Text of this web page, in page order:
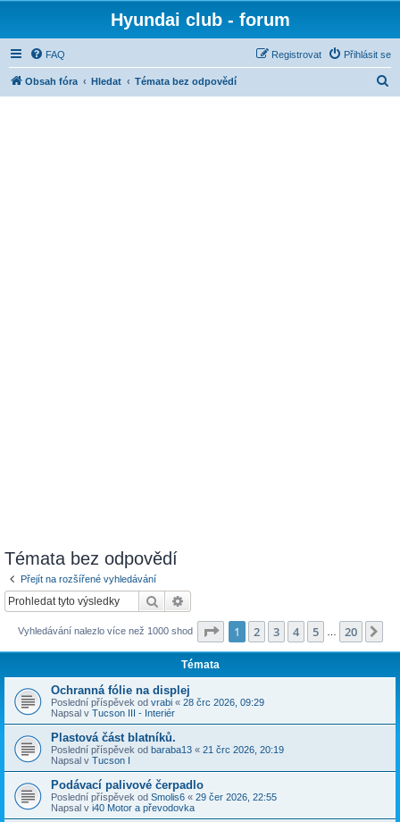
Hyundai club - forum
FAQ Přihlásit se
Registrovat
Obsah fóra Hledat Témata bez odpovědí
Témata bez odpovědí
Přejít na rozšířené vyhledávání
Hledat
Vyhledávání nalezlo více než 1000 shod Stránka z 20
1 2 3 4 5 20
Témata
Ochranná fólie na displej
Poslední příspěvek od vrabi « 28 črc 2026, 09:29
Napsal v Tucson III - Interiér
Plastová část blatníků.
Poslední příspěvek od baraba13 « 21 črc 2026, 20:19
Napsal v Tucson I
Podávací palivové čerpadlo
Poslední příspěvek od Smolis6 « 29 čer 2026, 22:55
Napsal v i40 Motor a převodovka